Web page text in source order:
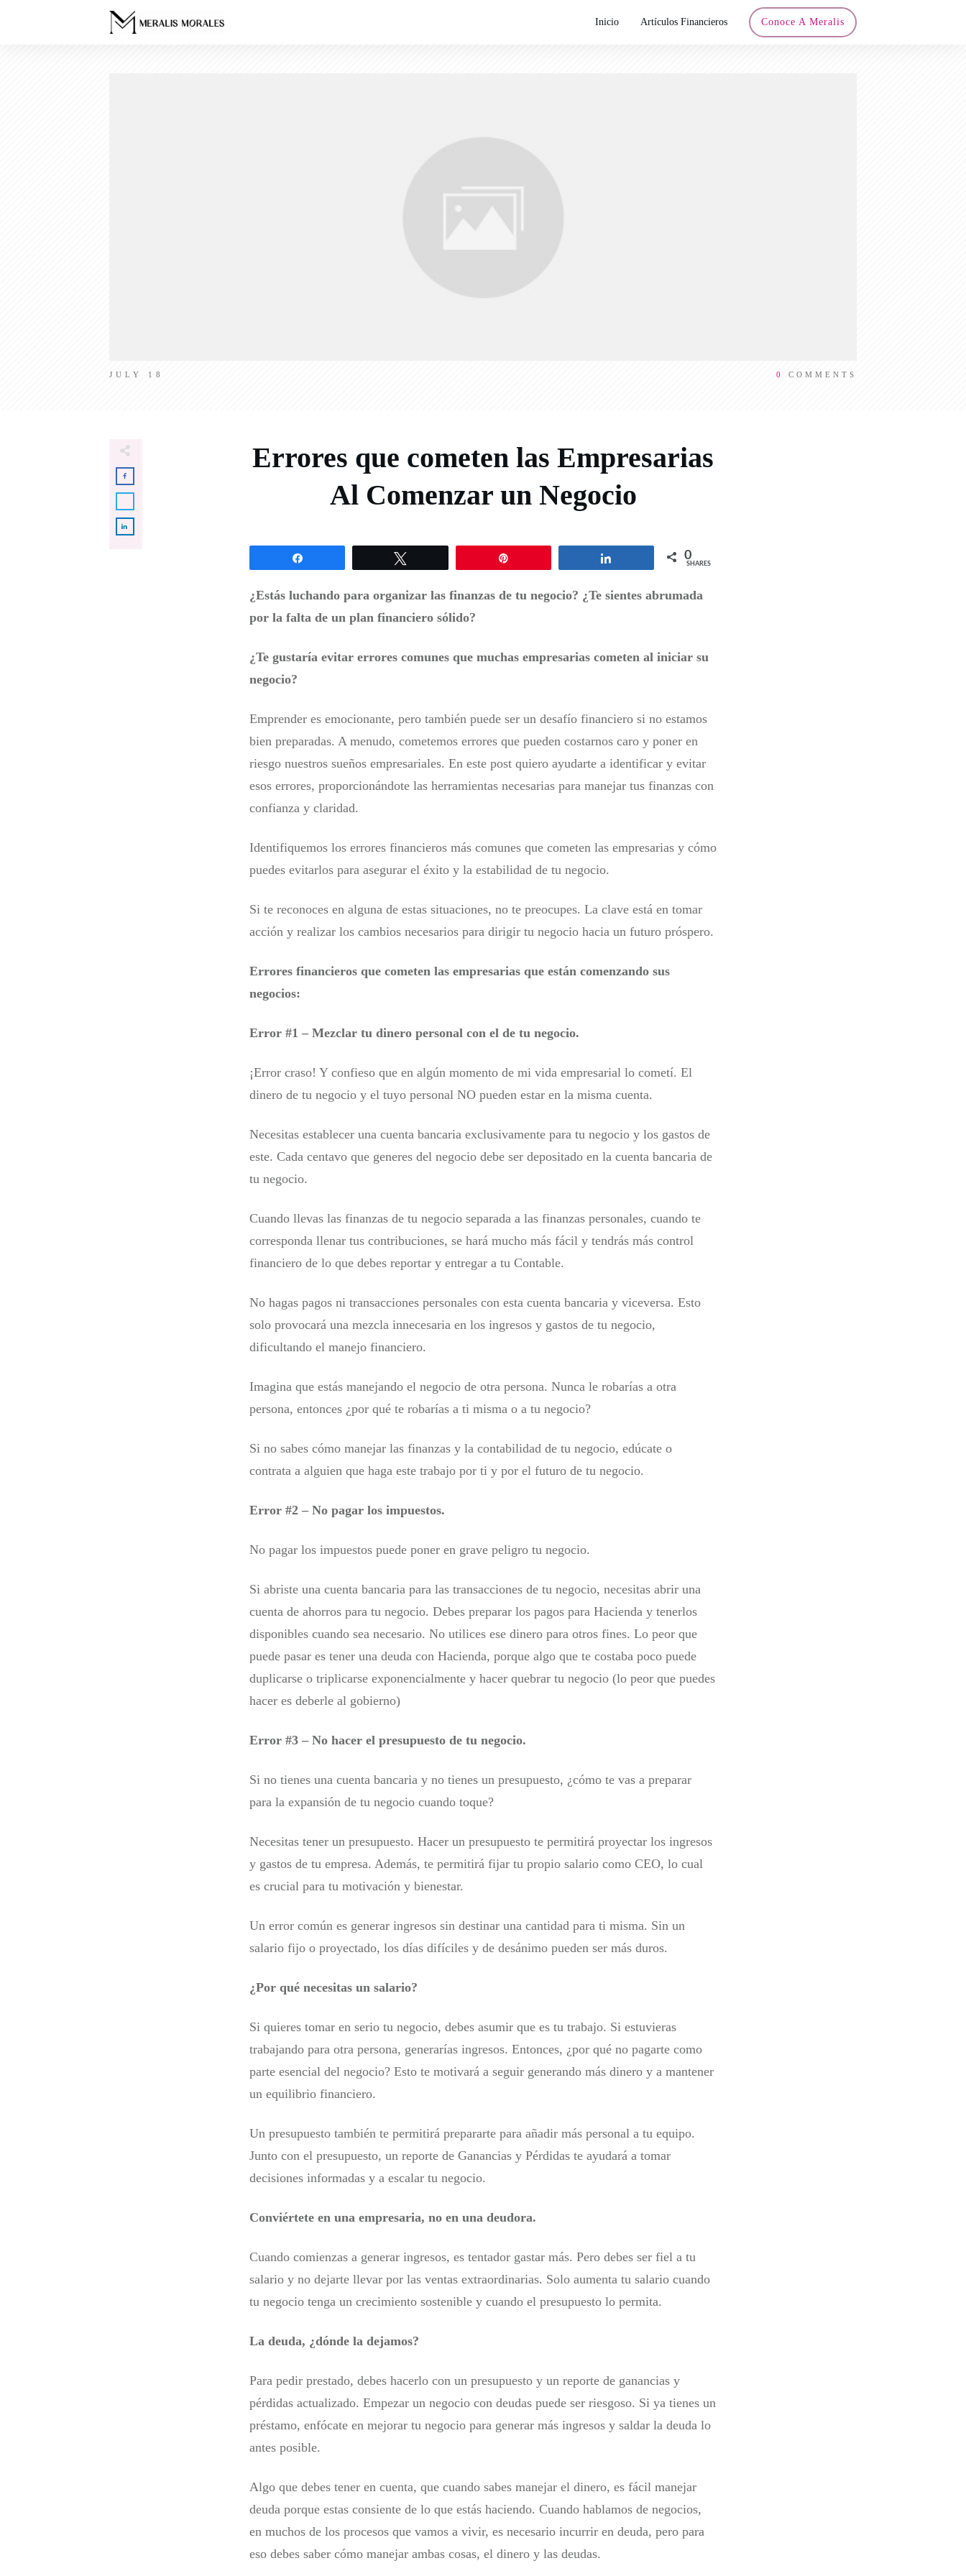
Inicio Artículos Financieros Conoce A Meralis
JULY 18 0 COMMENTS
Errores que cometen las Empresarias
Al Comenzar un Negocio
0
SHARES
¿Estás luchando para organizar las finanzas de tu negocio? ¿Te sientes abrumada
por la falta de un plan financiero sólido?
¿Te gustaría evitar errores comunes que muchas empresarias cometen al iniciar su
negocio?
Emprender es emocionante, pero también puede ser un desafío financiero si no estamos
bien preparadas. A menudo, cometemos errores que pueden costarnos caro y poner en
riesgo nuestros sueños empresariales. En este post quiero ayudarte a identificar y evitar
esos errores, proporcionándote las herramientas necesarias para manejar tus finanzas con
confianza y claridad.
Identifiquemos los errores financieros más comunes que cometen las empresarias y cómo
puedes evitarlos para asegurar el éxito y la estabilidad de tu negocio.
Si te reconoces en alguna de estas situaciones, no te preocupes. La clave está en tomar
acción y realizar los cambios necesarios para dirigir tu negocio hacia un futuro próspero.
Errores financieros que cometen las empresarias que están comenzando sus
negocios:
Error #1 – Mezclar tu dinero personal con el de tu negocio.
¡Error craso! Y confieso que en algún momento de mi vida empresarial lo cometí. El
dinero de tu negocio y el tuyo personal NO pueden estar en la misma cuenta.
Necesitas establecer una cuenta bancaria exclusivamente para tu negocio y los gastos de
este. Cada centavo que generes del negocio debe ser depositado en la cuenta bancaria de
tu negocio.
Cuando llevas las finanzas de tu negocio separada a las finanzas personales, cuando te
corresponda llenar tus contribuciones, se hará mucho más fácil y tendrás más control
financiero de lo que debes reportar y entregar a tu Contable.
No hagas pagos ni transacciones personales con esta cuenta bancaria y viceversa. Esto
solo provocará una mezcla innecesaria en los ingresos y gastos de tu negocio,
dificultando el manejo financiero.
Imagina que estás manejando el negocio de otra persona. Nunca le robarías a otra
persona, entonces ¿por qué te robarías a ti misma o a tu negocio?
Si no sabes cómo manejar las finanzas y la contabilidad de tu negocio, edúcate o
contrata a alguien que haga este trabajo por ti y por el futuro de tu negocio.
Error #2 – No pagar los impuestos.
No pagar los impuestos puede poner en grave peligro tu negocio.
Si abriste una cuenta bancaria para las transacciones de tu negocio, necesitas abrir una
cuenta de ahorros para tu negocio. Debes preparar los pagos para Hacienda y tenerlos
disponibles cuando sea necesario. No utilices ese dinero para otros fines. Lo peor que
puede pasar es tener una deuda con Hacienda, porque algo que te costaba poco puede
duplicarse o triplicarse exponencialmente y hacer quebrar tu negocio (lo peor que puedes
hacer es deberle al gobierno)
Error #3 – No hacer el presupuesto de tu negocio.
Si no tienes una cuenta bancaria y no tienes un presupuesto, ¿cómo te vas a preparar
para la expansión de tu negocio cuando toque?
Necesitas tener un presupuesto. Hacer un presupuesto te permitirá proyectar los ingresos
y gastos de tu empresa. Además, te permitirá fijar tu propio salario como CEO, lo cual
es crucial para tu motivación y bienestar.
Un error común es generar ingresos sin destinar una cantidad para ti misma. Sin un
salario fijo o proyectado, los días difíciles y de desánimo pueden ser más duros.
¿Por qué necesitas un salario?
Si quieres tomar en serio tu negocio, debes asumir que es tu trabajo. Si estuvieras
trabajando para otra persona, generarías ingresos. Entonces, ¿por qué no pagarte como
parte esencial del negocio? Esto te motivará a seguir generando más dinero y a mantener
un equilibrio financiero.
Un presupuesto también te permitirá prepararte para añadir más personal a tu equipo.
Junto con el presupuesto, un reporte de Ganancias y Pérdidas te ayudará a tomar
decisiones informadas y a escalar tu negocio.
Conviértete en una empresaria, no en una deudora.
Cuando comienzas a generar ingresos, es tentador gastar más. Pero debes ser fiel a tu
salario y no dejarte llevar por las ventas extraordinarias. Solo aumenta tu salario cuando
tu negocio tenga un crecimiento sostenible y cuando el presupuesto lo permita.
La deuda, ¿dónde la dejamos?
Para pedir prestado, debes hacerlo con un presupuesto y un reporte de ganancias y
pérdidas actualizado. Empezar un negocio con deudas puede ser riesgoso. Si ya tienes un
préstamo, enfócate en mejorar tu negocio para generar más ingresos y saldar la deuda lo
antes posible.
Algo que debes tener en cuenta, que cuando sabes manejar el dinero, es fácil manejar
deuda porque estas consiente de lo que estás haciendo. Cuando hablamos de negocios,
en muchos de los procesos que vamos a vivir, es necesario incurrir en deuda, pero para
eso debes saber cómo manejar ambas cosas, el dinero y las deudas.